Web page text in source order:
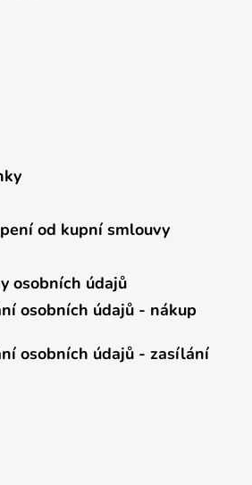
od kupní smlouvy
osobních údajů
osobních údajů - nákup
osobních údajů - zasílání